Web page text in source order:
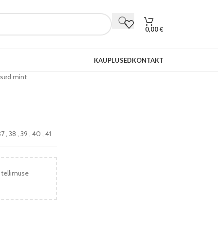
0,00€
KAUPLUSEDKONTAKT
mint
, 38 , 39 , 40 , 41